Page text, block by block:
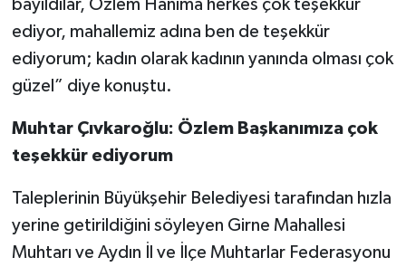
bayıldılar, Özlem Hanıma herkes çok teşekkür
ediyor, mahallemiz adına ben de teşekkür
ediyorum; kadın olarak kadının yanında olması çok
güzel” diye konuştu.
Muhtar Çıvkaroğlu: Özlem Başkanımıza çok
teşekkür ediyorum
Taleplerinin Büyükşehir Belediyesi tarafından hızla
yerine getirildiğini söyleyen Girne Mahallesi
Muhtarı ve Aydın İl ve İlçe Muhtarlar Federasyonu